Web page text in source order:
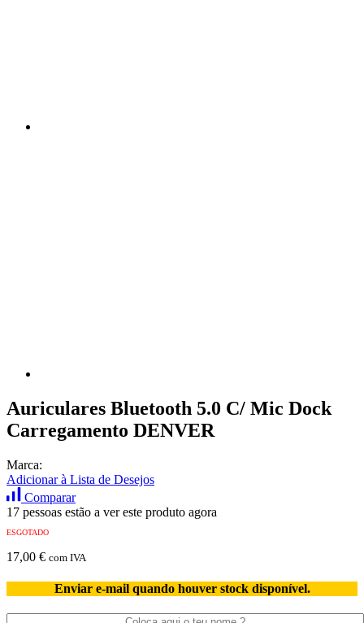
Auriculares Bluetooth 5.0 C/ Mic Dock
Carregamento DENVER
Marca:
Adicionar à Lista de Desejos
Comparar
17 pessoas estão a ver este produto agora
ESGOTADO
17,00 € com IVA
Enviar e-mail quando houver stock disponível.